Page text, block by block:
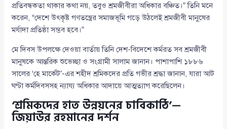
প্রতিবন্ধকতা থাকার কথা নয়, তবুও শ্রমজীবীরা অধিকার বঞ্চিত।” তিনি মনে
করেন, “দেশে উৎকৃষ্ট গণতন্ত্রের সমাজভূমি গড়ে উঠলেই শ্রমজীবী মানুষের
মর্যাদা প্রতিষ্ঠা সম্ভব হবে।”
মে দিবস উপলক্ষে দেওয়া বার্তায় তিনি দেশ-বিদেশে কর্মরত সব শ্রমজীবী
মানুষকে আন্তরিক শুভেচ্ছা ও সংগ্রামী সালাম জানান। পাশাপাশি ১৮৮৬
সালের ‘হে মার্কেট’-এর শহীদ শ্রমিকদের প্রতি গভীর শ্রদ্ধা জানান, যারা আট
ঘণ্টা কর্মদিবসসহ ন্যায্য অধিকার আদায়ে আত্মত্যাগ করেছিলেন।
‘শ্রমিকদের হাত উন্নয়নের চাবিকাঠি’—
জিয়াউর রহমানের দর্শন